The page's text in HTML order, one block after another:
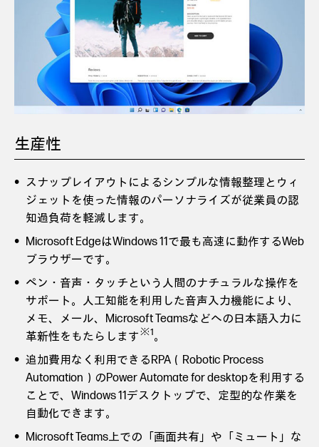
生産性
スナップレイアウトによるシンプルな情報整理とウィ
ジェットを使った情報のパーソナライズが従業員の認
知過負荷を軽減します。
Microsoft EdgeはWindows 11で最も高速に動作するWeb
ブラウザーです。
ペン・音声・タッチという人間のナチュラルな操作を
サポート。人工知能を利用した音声入力機能により、
メモ、メール、Microsoft Teamsなどへの日本語入力に
革新性をもたらします※1。
追加費用なく利用できるRPA（Robotic Process
Automation）のPower Automate for desktopを利用する
ことで、Windows 11デスクトップで、定型的な作業を
自動化できます。
Microsoft Teams上での「画面共有」や「ミュート」な